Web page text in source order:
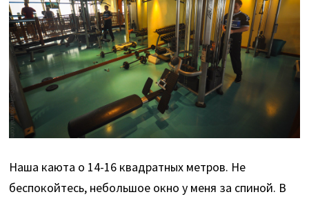
Наша каюта о 14-16 квадратных метров. Не
беспокойтесь, небольшое окно у меня за спиной. В